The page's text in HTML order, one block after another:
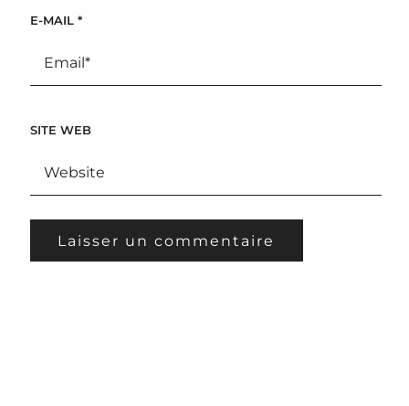
E-MAIL *
SITE WEB